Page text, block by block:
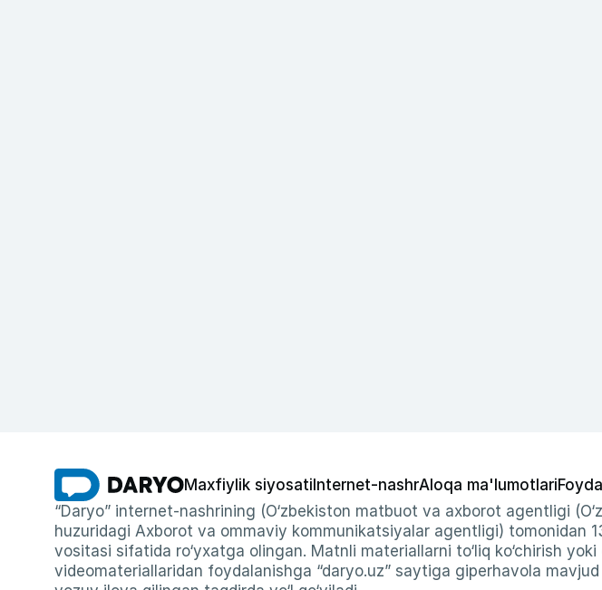
Maxfiylik siyosati Internet-nashrAloqa ma'lumotlari
“Daryo” internet-nashrining (O‘zbekiston matbuot va axborot agentligi
huzuridagi Axborot va ommaviy kommunikatsiyalar agentligi) tomonidan
vositasi sifatida ro‘yxatga olingan. Matnli materiallarni to‘liq ko‘chirish
videomateriallaridan foydalanishga “daryo.uz” saytiga giperhavola